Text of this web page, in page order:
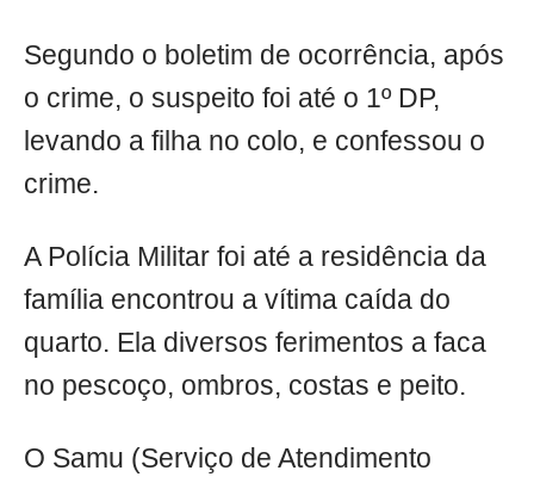
Segundo o boletim de ocorrência, após
o crime, o suspeito foi até o 1º DP,
levando a filha no colo, e confessou o
crime.
A Polícia Militar foi até a residência da
família encontrou a vítima caída do
quarto. Ela diversos ferimentos a faca
no pescoço, ombros, costas e peito.
O Samu (Serviço de Atendimento